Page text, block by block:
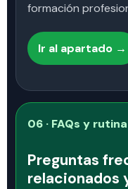
formación
Ir al apartado →
06 · FAQs y rutina
Preguntas
relacionados